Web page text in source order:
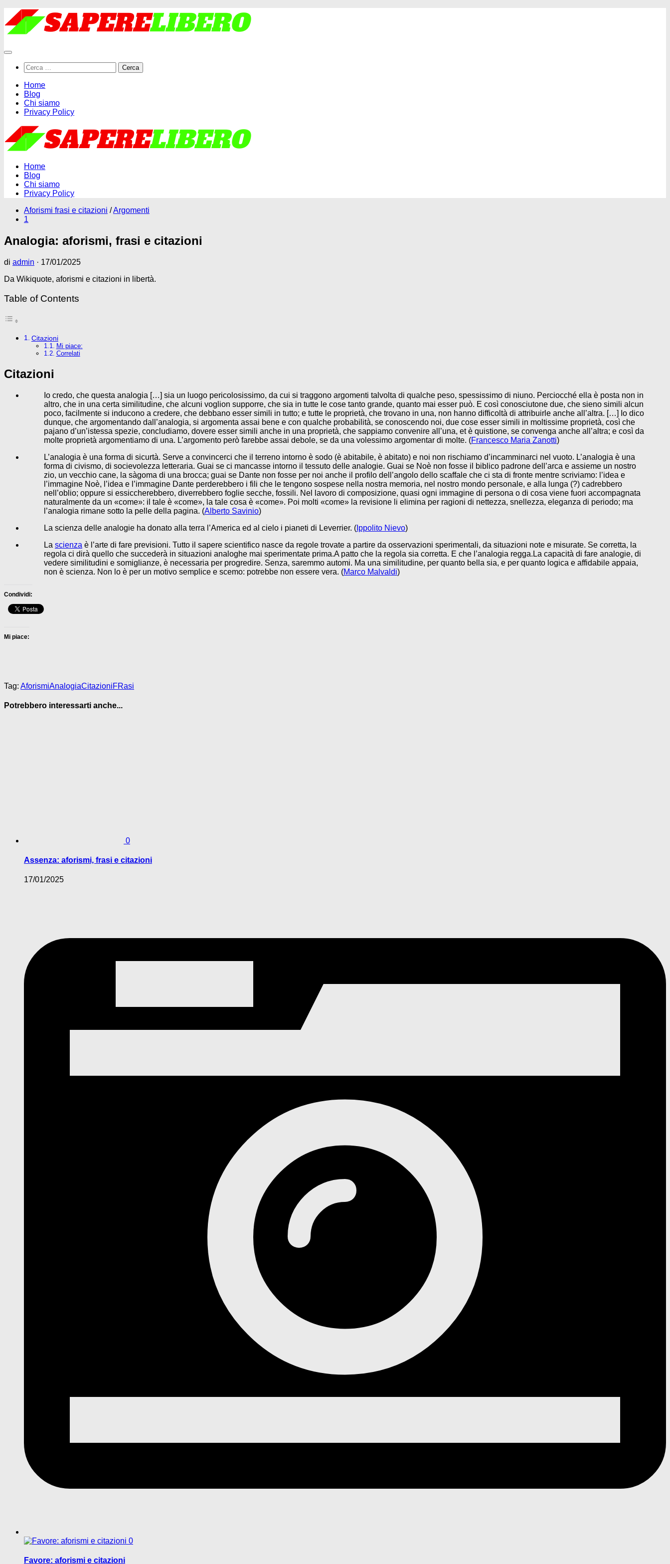
Salta
al
contenuto
Ricerca
per:
Home
Blog
Chi siamo
Privacy Policy
Home
Blog
Chi siamo
Privacy Policy
Aforismi frasi e citazioni /Argomenti
1
Analogia: aforismi, frasi e citazioni
di admin · 17/01/2025
Da Wikiquote, aforismi e citazioni in libertà.
Table of Contents
Citazioni
Mi piace:
Correlati
Citazioni
Io credo, che questa analogia […] sia un luogo pericolosissimo, da cui si traggono argomenti talvolta di qualche peso, spessissimo di niuno. Perciocché ella è posta non in
altro, che in una certa similitudine, che alcuni voglion supporre, che sia in tutte le cose tanto grande, quanto mai esser può. E così conosciutone due, che sieno simili alcun
poco, facilmente si inducono a credere, che debbano esser simili in tutto; e tutte le proprietà, che trovano in una, non hanno difficoltà di attribuirle anche all’altra. […] Io dico
dunque, che argomentando dall’analogia, si argomenta assai bene e con qualche probabilità, se conoscendo noi, due cose esser simili in moltissime proprietà, così che
pajano d’un’istessa spezie, concludiamo, dovere esser simili anche in una proprietà, che sappiamo convenire all’una, et è quistione, se convenga anche all’altra; e così da
molte proprietà argomentiamo di una. L’argomento però farebbe assai debole, se da una volessimo argomentar di molte. (Francesco Maria Zanotti)
L’analogia è una forma di sicurtà. Serve a convincerci che il terreno intorno è sodo (è abitabile, è abitato) e noi non rischiamo d’incamminarci nel vuoto. L’analogia è una
forma di civismo, di socievolezza letteraria. Guai se ci mancasse intorno il tessuto delle analogie. Guai se Noè non fosse il biblico padrone dell’arca e assieme un nostro
zio, un vecchio cane, la sàgoma di una brocca; guai se Dante non fosse per noi anche il profilo dell’angolo dello scaffale che ci sta di fronte mentre scriviamo: l’idea e
l’immagine Noè, l’idea e l’immagine Dante perderebbero i fili che le tengono sospese nella nostra memoria, nel nostro mondo personale, e alla lunga (?) cadrebbero
nell’oblio; oppure si essiccherebbero, diverrebbero foglie secche, fossili. Nel lavoro di composizione, quasi ogni immagine di persona o di cosa viene fuori accompagnata
naturalmente da un «come»: il tale è «come», la tale cosa è «come». Poi molti «come» la revisione li elimina per ragioni di nettezza, snellezza, eleganza di periodo; ma
l’analogia rimane sotto la pelle della pagina. (Alberto Savinio)
La scienza delle analogie ha donato alla terra l’America ed al cielo i pianeti di Leverrier. ( Ippolito Nievo)
La scienza è l’arte di fare previsioni. Tutto il sapere scientifico nasce da regole trovate a partire da osservazioni sperimentali, da situazioni note e misurate. Se corretta, la
regola ci dirà quello che succederà in situazioni analoghe mai sperimentate prima.A patto che la regola sia corretta. E che l’analogia regga.La capacità di fare analogie, di
vedere similitudini e somiglianze, è necessaria per progredire. Senza, saremmo automi. Ma una similitudine, per quanto bella sia, e per quanto logica e affidabile appaia,
non è scienza. Non lo è per un motivo semplice e scemo: potrebbe non essere vera. (Marco Malvaldi)
Condividi:
Mi piace:
Tag: AforismiAnalogiaCitazioniFRasi
Potrebbero interessarti anche...
0
Assenza: aforismi, frasi e citazioni
17/01/2025
0
Favore: aforismi e citazioni